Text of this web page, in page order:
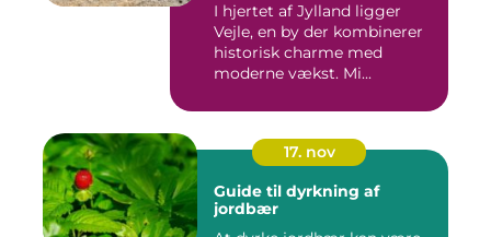
I hjertet af Jylland ligger
Vejle, en by der kombinerer
historisk charme med
moderne vækst. Mi...
17. nov
Guide til dyrkning af
jordbær